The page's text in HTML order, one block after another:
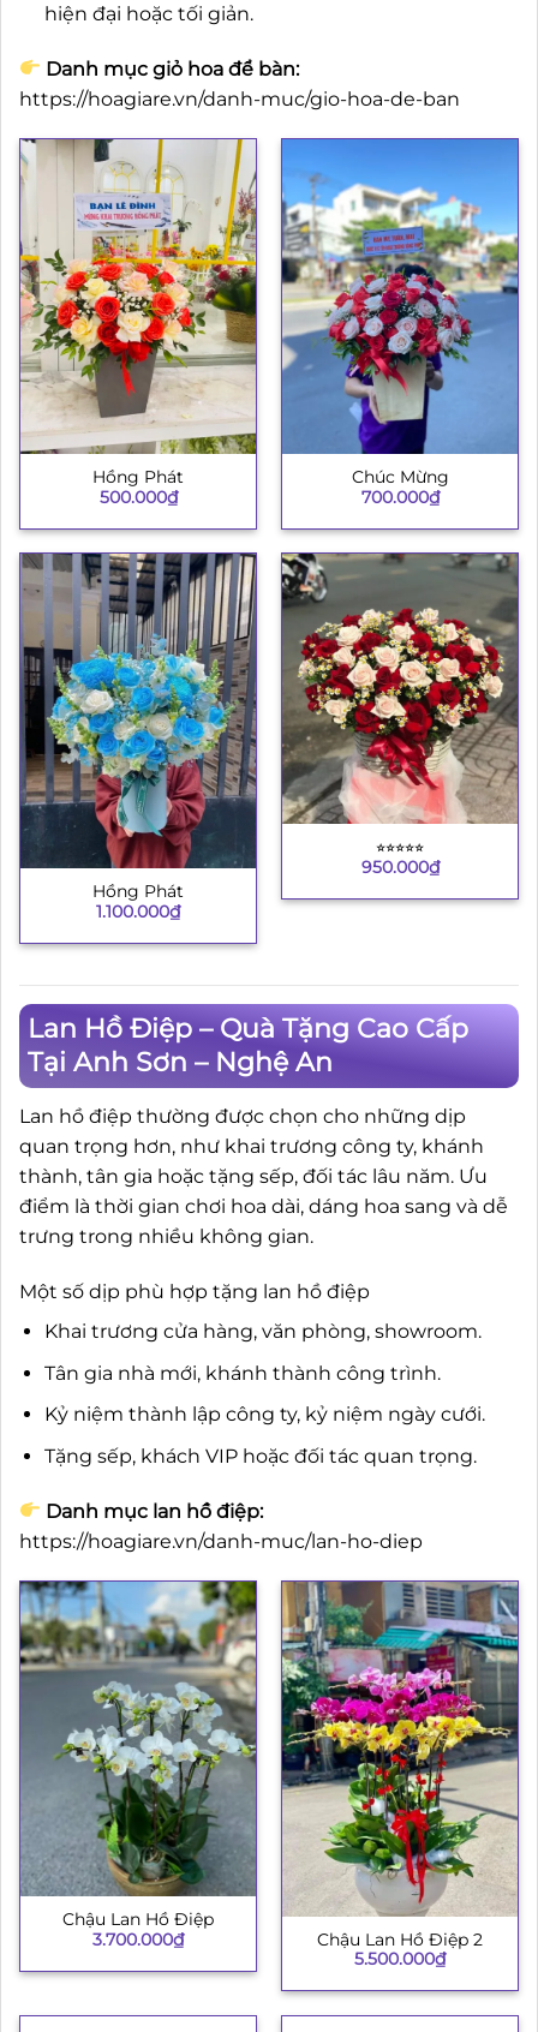
hiện đại hoặc tối giản.
Danh mục giỏ hoa để bàn:
https://hoagiare.vn/danh-muc/gio-hoa-de-ban
Hồng Phát
500.000₫
Chúc Mừng
700.000₫
Hồng Phát
1.100.000₫
⭐︎⭐︎⭐︎⭐︎⭐︎
950.000₫
Lan Hồ Điệp – Quà Tặng Cao Cấp
Tại Anh Sơn – Nghệ An
Lan hồ điệp thường được chọn cho những dịp
quan trọng hơn, như khai trương công ty, khánh
thành, tân gia hoặc tặng sếp, đối tác lâu năm. Ưu
điểm là thời gian chơi hoa dài, dáng hoa sang và dễ
trưng trong nhiều không gian.
Một số dịp phù hợp tặng lan hồ điệp
Khai trương cửa hàng, văn phòng, showroom.
Tân gia nhà mới, khánh thành công trình.
Kỷ niệm thành lập công ty, kỷ niệm ngày cưới.
Tặng sếp, khách VIP hoặc đối tác quan trọng.
Danh mục lan hồ điệp:
https://hoagiare.vn/danh-muc/lan-ho-diep
Chậu Lan Hồ Điệp
3.700.000₫
Chậu Lan Hồ Điệp 2
5.500.000₫